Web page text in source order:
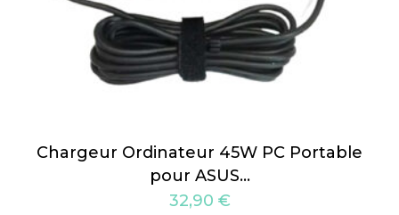
Chargeur Ordinateur 45W PC Portable
pour ASUS…
32,90 €